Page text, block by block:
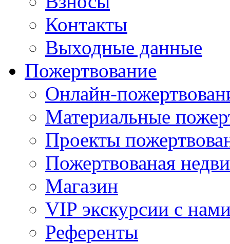
Контакты
Выходные данные
Пожертвование
Онлайн-
Материальные
Проекты
Пожертвованая
Магазин
VIP экскурсии с
Референты